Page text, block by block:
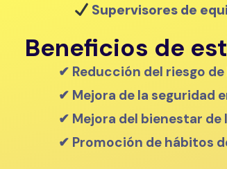
Supervisores de
Beneficios de
✔ Reducción del riesgo
✔ Mejora de la seguridad
✔ Mejora del bienestar
✔ Promoción de hábitos